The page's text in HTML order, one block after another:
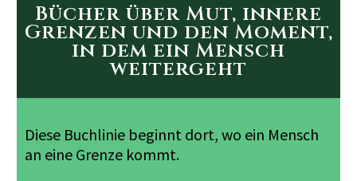
Bücher über Mut, innere
Grenzen und den Moment,
in dem ein Mensch
weitergeht
Diese Buchlinie beginnt dort, wo ein Mensch
an eine Grenze kommt.